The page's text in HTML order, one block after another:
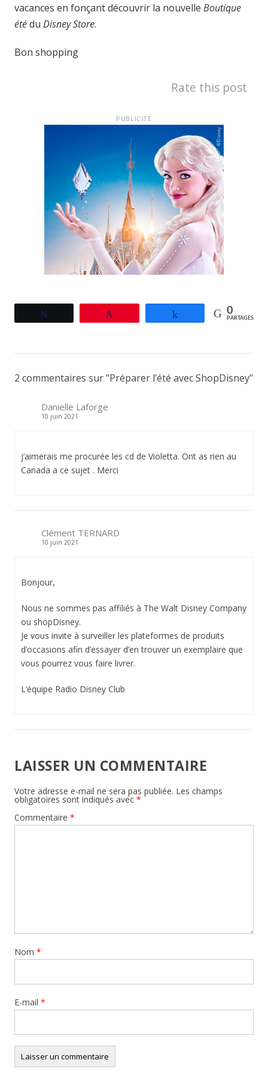
vacances en fonçant découvrir la nouvelle Boutique
étédu Disney Store.
Bon shopping
Rate this post
PUBLICITÉ
Partagez 0
PARTAGES
2 commentaires sur "Préparer l’été avec ShopDisney"
Danielle Laforge
10 juin 2021
j’aimerais me procurée les cd de Violetta. Ont as rien au
Canada a ce sujet . Merci
Clément TERNARD
10 juin 2021
Bonjour,
Nous ne sommes pas affiliés à The Walt Disney Company
ou shopDisney.
Je vous invite à surveiller les plateformes de produits
d’occasions afin d’essayer d’en trouver un exemplaire que
vous pourrez vous faire livrer.
L’équipe Radio Disney Club
LAISSER UN COMMENTAIRE
Votre adresse e-mail ne sera pas publiée. Les champs
obligatoires sont indiqués avec *
Commentaire *
Nom *
E-mail *